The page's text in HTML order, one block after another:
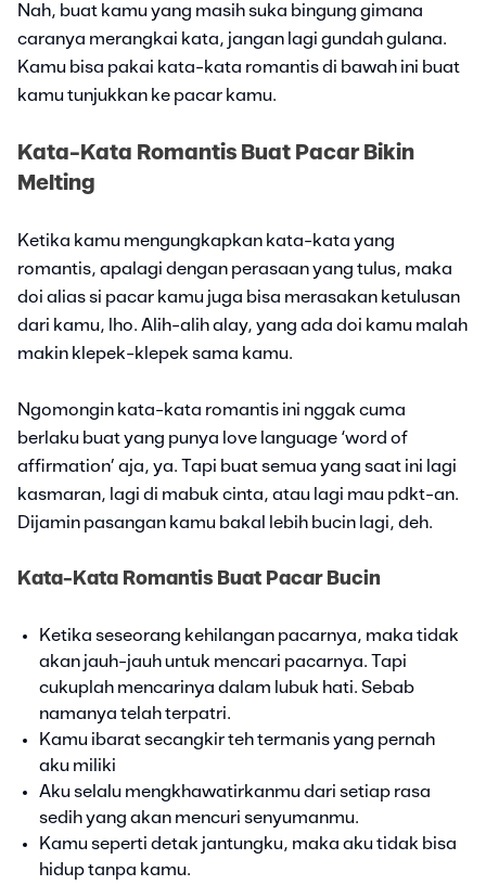
Nah, buat kamu yang masih suka bingung gimana
caranya merangkai kata, jangan lagi gundah gulana.
Kamu bisa pakai kata-kata romantis di bawah ini buat
kamu tunjukkan ke pacar kamu.
Kata-Kata Romantis Buat Pacar Bikin
Melting
Ketika kamu mengungkapkan kata-kata yang
romantis, apalagi dengan perasaan yang tulus, maka
doi alias si pacar kamu juga bisa merasakan ketulusan
dari kamu, lho. Alih-alih alay, yang ada doi kamu malah
makin klepek-klepek sama kamu.
Ngomongin kata-kata romantis ini nggak cuma
berlaku buat yang punya love language ‘word of
affirmation’ aja, ya. Tapi buat semua yang saat ini lagi
kasmaran, lagi di mabuk cinta, atau lagi mau pdkt-an.
Dijamin pasangan kamu bakal lebih bucin lagi, deh.
Kata-Kata Romantis Buat Pacar Bucin
Ketika seseorang kehilangan pacarnya, maka tidak
akan jauh-jauh untuk mencari pacarnya. Tapi
cukuplah mencarinya dalam lubuk hati. Sebab
namanya telah terpatri.
Kamu ibarat secangkir teh termanis yang pernah
aku miliki
Aku selalu mengkhawatirkanmu dari setiap rasa
sedih yang akan mencuri senyumanmu.
Kamu seperti detak jantungku, maka aku tidak bisa
hidup tanpa kamu.